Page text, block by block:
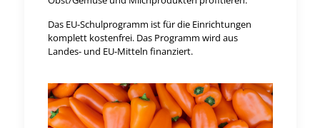
Das EU-Schulprogramm ist für die Einrichtungen
komplett kostenfrei. Das Programm wird aus
Landes- und EU-Mitteln finanziert.